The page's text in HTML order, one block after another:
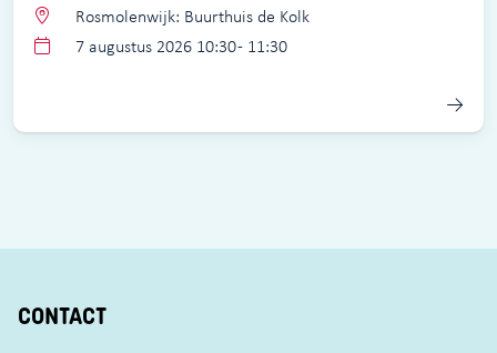
Rosmolenwijk: Buurthuis de Kolk
7 augustus 2026 10:30 - 11:30
CONTACT